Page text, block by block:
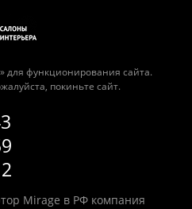
для функционирования сайта.
покиньте сайт.
Mirage в РФ компания